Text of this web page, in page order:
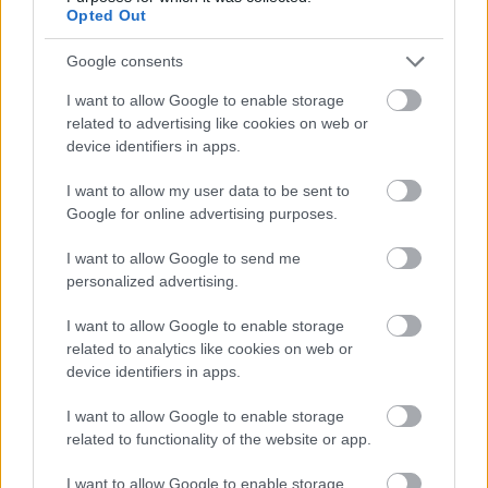
Opted Out
Google consents
I want to allow Google to enable storage
related to advertising like cookies on web or
device identifiers in apps.
I want to allow my user data to be sent to
Google for online advertising purposes.
I want to allow Google to send me
personalized advertising.
I want to allow Google to enable storage
related to analytics like cookies on web or
device identifiers in apps.
I want to allow Google to enable storage
related to functionality of the website or app.
I want to allow Google to enable storage
ERRŐL ÁLMODIK! Mi meg csak csorgatjuk a
nyálunkat és arról álmodozunk, hogy egyszer csak
felérünk a JELENSÉG nagyságának akár csak töredék
Tehát, van ő, a mindenben a legjobb, legtöbb, maga
a tökély, de minimum A JELENSÉG, A KARAKTER,
maradék, akik…
Jól hangzik. Nekem tetszik. :) Fel is teszek egy
melyikőjüket kaphatná meg a JELENSÉG és ki az akit
MAGYAR NŐK figyeljetek és készüljetek, mert
magyar péter a JELENSÉG, aki bárkit megkaphat,